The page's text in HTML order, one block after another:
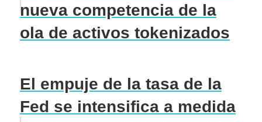
nueva competencia de la
ola de activos tokenizados
El empuje de la tasa de la
Fed se intensifica a medida